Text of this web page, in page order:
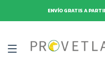
ENVÍO GRATIS A